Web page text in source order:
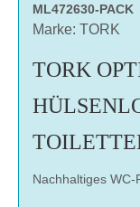
ML472630-PACK
Marke: TORK
TORK
Nachhaltiges